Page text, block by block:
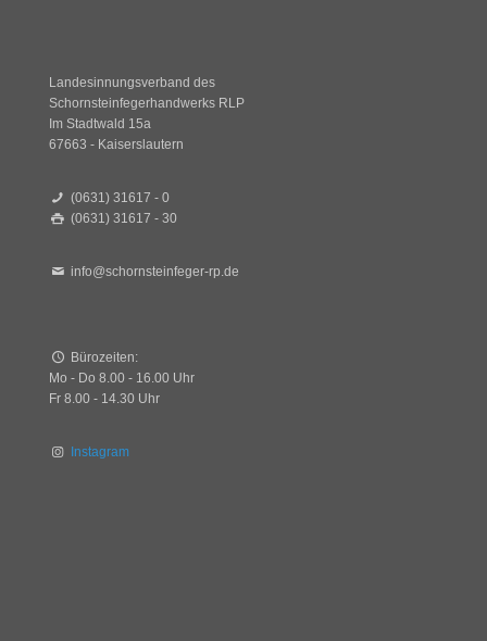
Landesinnungsverband des
Schornsteinfegerhandwerks RLP
Im Stadtwald 15a
67663 - Kaiserslautern
(0631) 31617 - 0
(0631) 31617 - 30
info@schornsteinfeger-rp.de
Bürozeiten:
Mo - Do 8.00 - 16.00 Uhr
Fr 8.00 - 14.30 Uhr
Instagram